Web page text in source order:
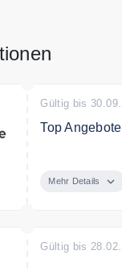
Gültig bis
Top
Mehr Details
Gültig bis